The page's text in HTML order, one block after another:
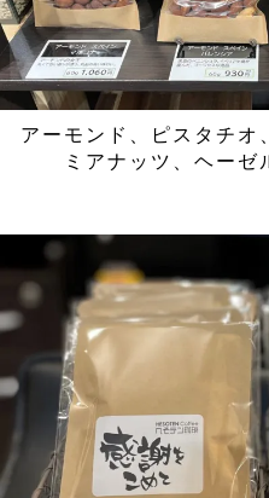
アーモンド、ピスタチオ
ミアナッツ、ヘーゼ